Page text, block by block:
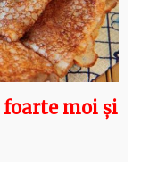
foarte moi și